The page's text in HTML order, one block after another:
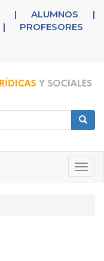
| ALUMNOS
|
| PROFESORES